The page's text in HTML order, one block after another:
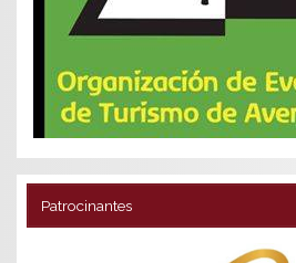
Patrocinantes